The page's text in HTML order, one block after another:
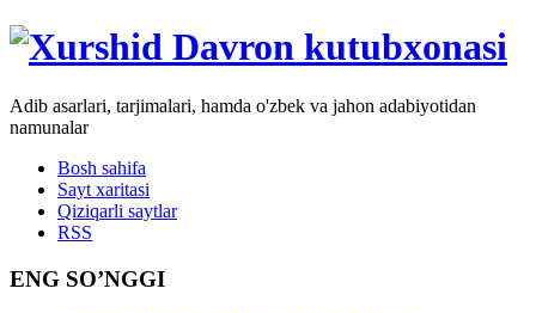
Adib asarlari, tarjimalari, hamda o'zbek va jahon adabiyotidan
namunalar
Bosh sahifa
Sayt xaritasi
Qiziqarli saytlar
RSS
ENG SO’NGGI